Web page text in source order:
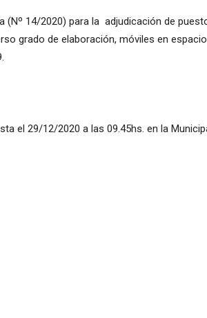
(Nº 14/2020) para la adjudicación de
grado de elaboración, móviles en
el 29/12/2020 a las 09.45hs. en la